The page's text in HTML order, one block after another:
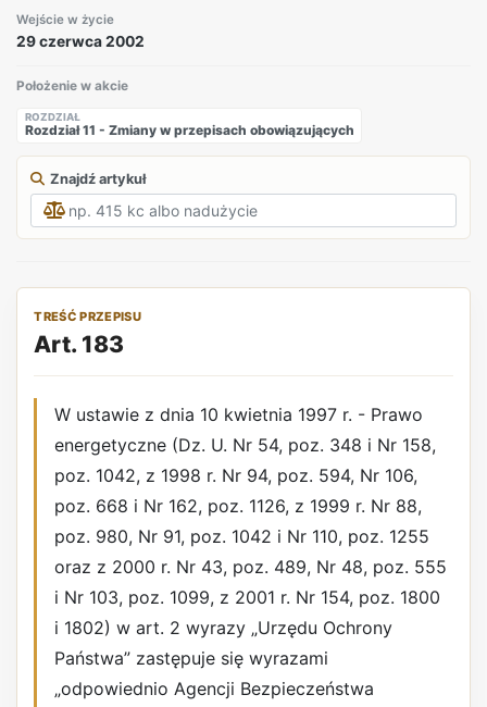
Wejście w życie
29 czerwca 2002
Położenie w akcie
ROZDZIAŁ
Rozdział 11 - Zmiany w przepisach obowiązujących
Znajdź artykuł
TREŚĆ PRZEPISU
Art. 183
W ustawie z dnia 10 kwietnia 1997 r. - Prawo
energetyczne (Dz. U. Nr 54, poz. 348 i Nr 158,
poz. 1042, z 1998 r. Nr 94, poz. 594, Nr 106,
poz. 668 i Nr 162, poz. 1126, z 1999 r. Nr 88,
poz. 980, Nr 91, poz. 1042 i Nr 110, poz. 1255
oraz z 2000 r. Nr 43, poz. 489, Nr 48, poz. 555
i Nr 103, poz. 1099, z 2001 r. Nr 154, poz. 1800
i 1802) w art. 2 wyrazy „Urzędu Ochrony
Państwa” zastępuje się wyrazami
„odpowiednio Agencji Bezpieczeństwa